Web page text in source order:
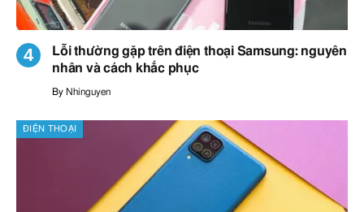
Lỗi thường gặp trên điện thoại Samsung: nguyên
nhân và cách khắc phục
By Nhinguyen
ĐIỆN THOẠI